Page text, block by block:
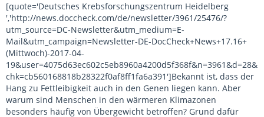
[quote='Deutsches Krebsforschungszentrum Heidelberg
','http://news.doccheck.com/de/newsletter/3961/25476/?
utm_source=DC-Newsletter&utm_medium=E-
Mail&utm_campaign=Newsletter-DE-DocCheck+News+17.16+
(Mittwoch)-2017-04-
19&user=4075d63ec602c5eb8960a4200d5f368f&n=3961&d=28&
chk=cb560168818b28322f0af8ff1fa6a391']Bekannt ist, dass der
Hang zu Fettleibigkeit auch in den Genen liegen kann. Aber
warum sind Menschen in den wärmeren Klimazonen
besonders häufig von Übergewicht betroffen? Grund dafür